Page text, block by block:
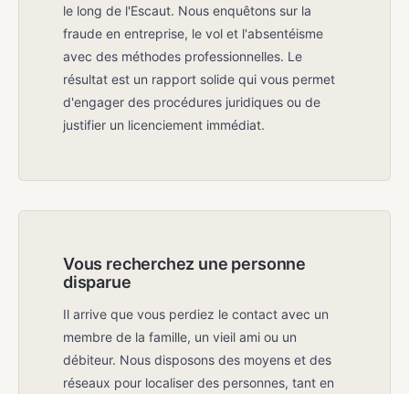
le long de l'Escaut. Nous enquêtons sur la
fraude en entreprise, le vol et l'absentéisme
avec des méthodes professionnelles. Le
résultat est un rapport solide qui vous permet
d'engager des procédures juridiques ou de
justifier un licenciement immédiat.
Vous recherchez une personne
disparue
Il arrive que vous perdiez le contact avec un
membre de la famille, un vieil ami ou un
débiteur. Nous disposons des moyens et des
réseaux pour localiser des personnes, tant en